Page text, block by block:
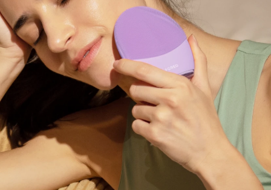
用户信息
我的设备
我的订单
我的地址
我的订阅
新品
FAQ™ Pure Beauty-Tech Elixir
BREAKING NEWS
issa™ Teeth Whitening Set
语言
English Deutsch
Español
Français
Italiano
Português
Svenska
Русский
Türkçe
简体中文 繁體中文
发货国家